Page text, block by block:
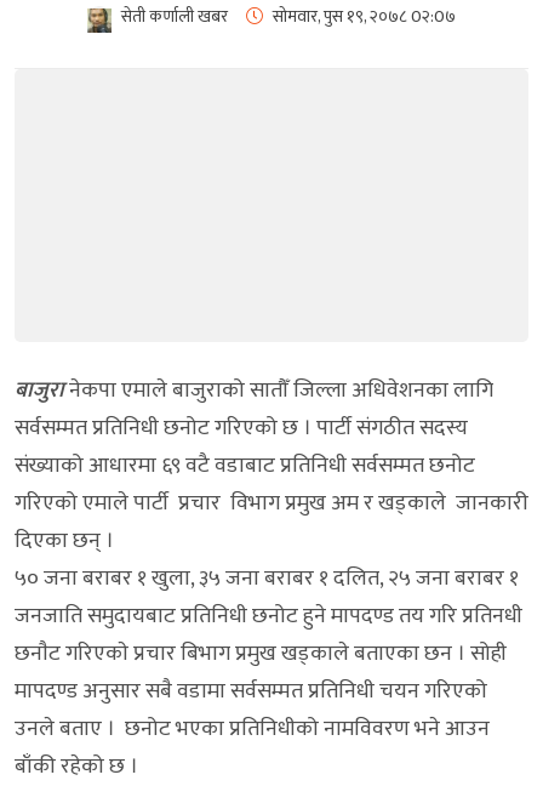
सेती कर्णाली खबर सोमवार, पुस १९, २०७८0२:0७
बाजुरानेकपा एमाले बाजुराको सातौँ जिल्ला अधिवेशनका लागि
सर्वसम्मत प्रतिनिधी छनोट गरिएको छ । पार्टी संगठीत सदस्य
संख्याको आधारमा ६९ वटै वडाबाट प्रतिनिधी सर्वसम्मत छनोट
गरिएको एमाले पार्टी प्रचार विभाग प्रमुख अम र खड्काले जानकारी
दिएका छन् ।
५० जना बराबर १ खुला, ३५ जना बराबर १ दलित, २५ जना बराबर १
जनजाति समुदायबाट प्रतिनिधी छनोट हुने मापदण्ड तय गरि प्रतिनधी
छनाैट गरिएकाे प्रचार बिभाग प्रमुख खड्काले बताएका छन । सोही
मापदण्ड अनुसार सबै वडामा सर्वसम्मत प्रतिनिधी चयन गरिएको
उनले बताए । छनोट भएका प्रतिनिधीको नामविवरण भने आउन
बाँकी रहेको छ ।